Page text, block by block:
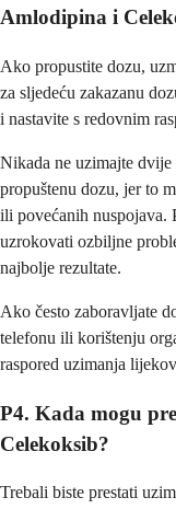
Amlodipina i
Ako propustite dozu,
za sljedeću zakazanu
i nastavite s redovnim
Nikada ne uzimajte
propuštenu dozu, jer to
ili povećanih nuspojava.
uzrokovati ozbiljne
najbolje rezultate.
Ako često zaboravljate
telefonu ili korištenju
raspored uzimanja
P4. Kada mogu
Celekoksib?
Trebali biste prestati